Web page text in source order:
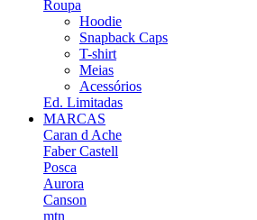
Roupa
Hoodie
Snapback Caps
T-shirt
Meias
Acessórios
Ed. Limitadas
MARCAS
Caran d Ache
Faber Castell
Posca
Aurora
Canson
mtn